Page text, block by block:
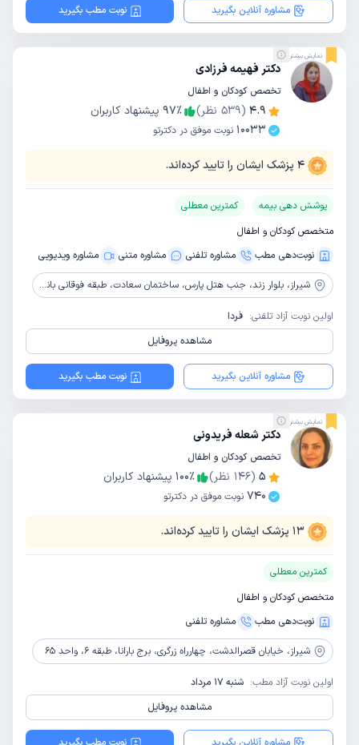
مشاوره آنلاین بگیرید نوبت مطب بگیرید
نمایش بیشتر
دکتر فهیمه فرزادی
تخصص کودکان و اطفال
4.9
(
539 نظر) 97٪
پیشنهاد کاربران
10033 نوبت موفق در دکترتو
4 پزشک ایشان را تایید کرده‌اند.
پوشش دهی بیمه
کمترین معطلی
متخصص کودکان و اطفال
نوبت‌دهی مطب
مشاوره‌ تلفنی مشاوره‌ متنی مشاوره ویدیویی
شیراز، بلوار زند، جنب هتل پارس، ساختمان سعادت، طبقه فوقانی بانک رفاه
اولین نوبت آزاد تلفنی: فردا
مشاهده پروفایل
مشاوره آنلاین بگیرید نوبت مطب بگیرید
نمایش بیشتر
دکتر شعله فریدونی
تخصص کودکان و اطفال
5
(
146 نظر) 100٪
پیشنهاد کاربران
740 نوبت موفق در دکترتو
13 پزشک ایشان را تایید کرده‌اند.
کمترین معطلی
متخصص کودکان و اطفال
نوبت‌دهی مطب
مشاوره‌ تلفنی
شیراز، خیابان قصرالدشت، چهارراه زرگری، برج بارانا، طبقه 6، واحد 65
اولین نوبت آزاد مطب: شنبه 17 مرداد
مشاهده پروفایل